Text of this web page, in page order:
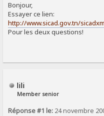
Bonjour,
Essayer ce lien:
http://www.sicad.gov.tn/
Pour les deux questions!
lili
Member senior
Réponse #1 le: 24 novembre